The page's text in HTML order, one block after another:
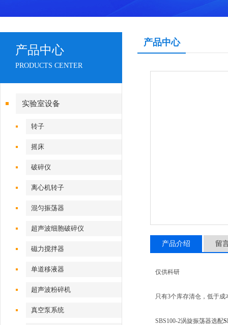
产品中心
PRODUCTS CENTER
实验室设备
转子
摇床
破碎仪
离心机转子
混匀振荡器
超声波细胞破碎仪
磁力搅拌器
单道移液器
超声波粉碎机
真空泵系统
产品中心
产品介绍 留
仅供科研
只有3个库存清仓，低于成
SBS100-2涡旋振荡器选配